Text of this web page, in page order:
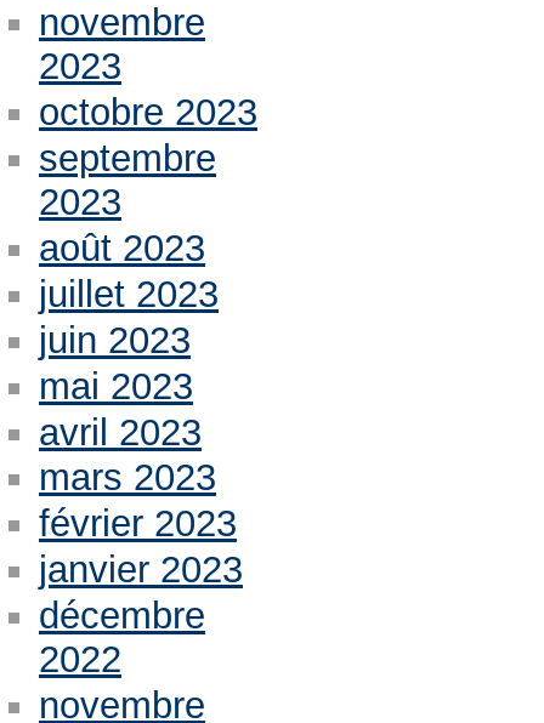
novembre
2023
octobre 2023
septembre
2023
août 2023
juillet 2023
juin 2023
mai 2023
avril 2023
mars 2023
février 2023
janvier 2023
décembre
2022
novembre